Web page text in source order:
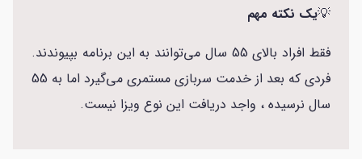
💡یک نکته مهم
فقط افراد بالای 55 سال می‌توانند به این برنامه بپیوندند.
فردی که بعد از خدمت سربازی مستمری می‌گیرد اما به 55
سال نرسیده ، واجد دریافت این نوع ویزا نیست.